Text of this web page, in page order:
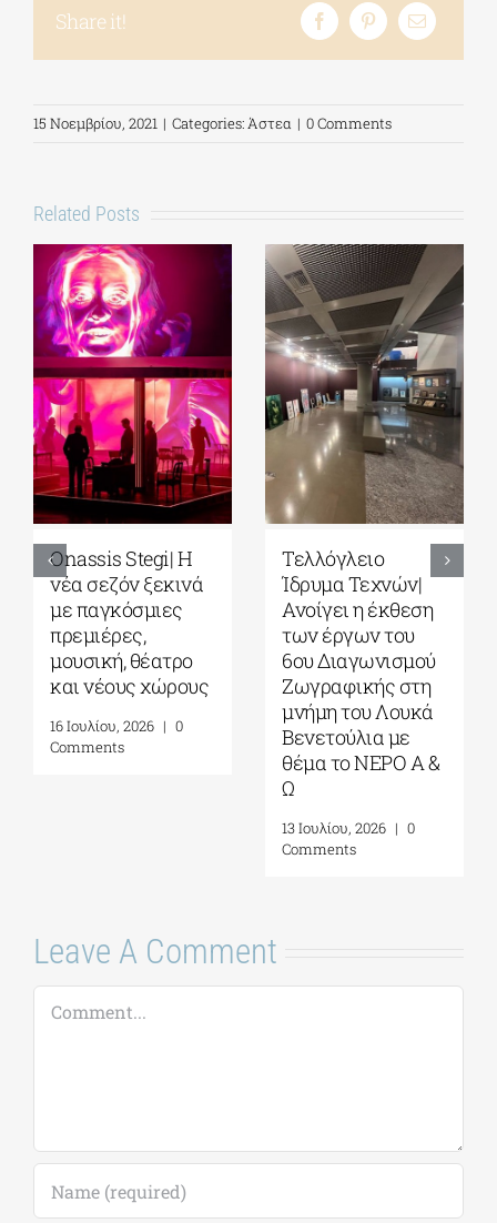
Share it!
15 Νοεμβρίου, 2021 | Categories:Άστεα | 0 Comments
Related Posts
Onassis Stegi| H
νέα σεζόν ξεκινά
με παγκόσμιες
πρεμιέρες,
μουσική, θέατρο
και νέους χώρους
16 Ιουλίου, 2026 | 0
Comments
Τελλόγλειο
Ίδρυμα Τεχνών|
Ανοίγει η έκθεση
των έργων του
6ου Διαγωνισμού
Ζωγραφικής στη
μνήμη του Λουκά
Βενετούλια με
θέμα το ΝΕΡΟ Α &
Ω
13 Ιουλίου, 2026 | 0
Comments
Leave A Comment
Comment